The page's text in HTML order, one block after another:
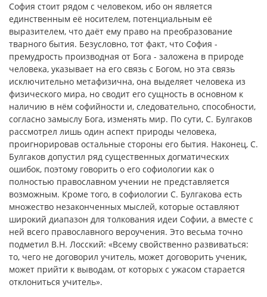
София стоит рядом с человеком, ибо он является
единственным её носителем, потенциальным её
выразителем, что даёт ему право на преобразование
тварного бытия. Безусловно, тот факт, что София -
премудрость производная от Бога - заложена в природе
человека, указывает на его связь с Богом, но эта связь
исключительно метафизична, она выделяет человека из
физического мира, но сводит его сущность в основном к
наличию в нём софийности и, следовательно, способности,
согласно замыслу Бога, изменять мир. По сути, С. Булгаков
рассмотрел лишь один аспект природы человека,
проигнорировав остальные стороны его бытия. Наконец, С.
Булгаков допустил ряд существенных догматических
ошибок, поэтому говорить о его софиологии как о
полностью православном учении не представляется
возможным. Кроме того, в софиологии С. Булгакова есть
множество незаконченных мыслей, которые оставляют
широкий диапазон для толкования идеи Софии, а вместе с
ней всего православного вероучения. Это весьма точно
подметил В.Н. Лосский: «Всему свойственно развиваться:
то, чего не договорил учитель, может договорить ученик,
может прийти к выводам, от которых с ужасом старается
отклониться учитель».